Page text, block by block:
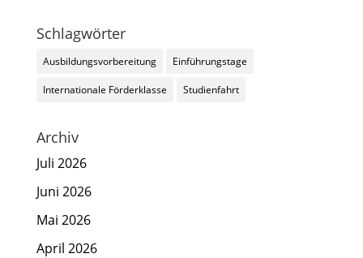
Schlagwörter
Ausbildungsvorbereitung Einführungstage
Internationale Förderklasse Studienfahrt
Archiv
Juli 2026
Juni 2026
Mai 2026
April 2026